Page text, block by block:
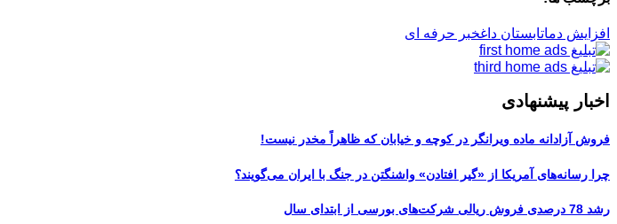
افزایش دماتابستان داغخبر حرفه ای
اخبار پیشنهادی
فروش آزادانه ماده ویرانگر در کوچه و خیابان که ظاهراً مخدر نیست!
چرا رسانه‌های آمریکا از «گیر افتادن» واشنگتن در جنگ با ایران می‌گویند؟
رشد 78 درصدی فروش ریالی شرکت‌های بورسی از ابتدای سال